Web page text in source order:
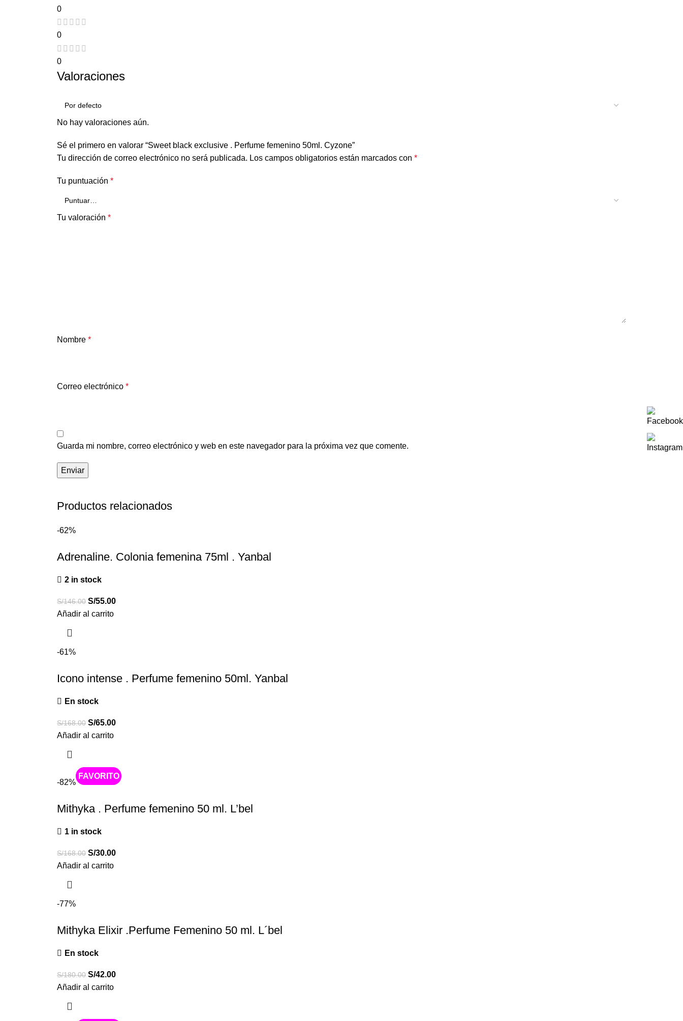
0
0
0
Valoraciones
No hay valoraciones aún.
Sé el primero en valorar “Sweet black exclusive . Perfume femenino 50ml. Cyzone”
Tu dirección de correo electrónico no será publicada. Los campos obligatorios están marcados con *
Tu puntuación *
Tu valoración *
Nombre *
Correo electrónico *
Guarda mi nombre, correo electrónico y web en este navegador para la próxima vez que comente.
Productos relacionados
-62%
Adrenaline. Colonia femenina 75ml . Yanbal
2 in stock
S/146.00 S/55.00
Añadir al carrito
-61%
Icono intense . Perfume femenino 50ml. Yanbal
En stock
S/168.00 S/65.00
Añadir al carrito
-82%
Caliente
Mithyka . Perfume femenino 50 ml. L’bel
1 in stock
S/168.00 S/30.00
Añadir al carrito
-77%
Mithyka Elixir .Perfume Femenino 50 ml. L´bel
En stock
S/180.00 S/42.00
Añadir al carrito